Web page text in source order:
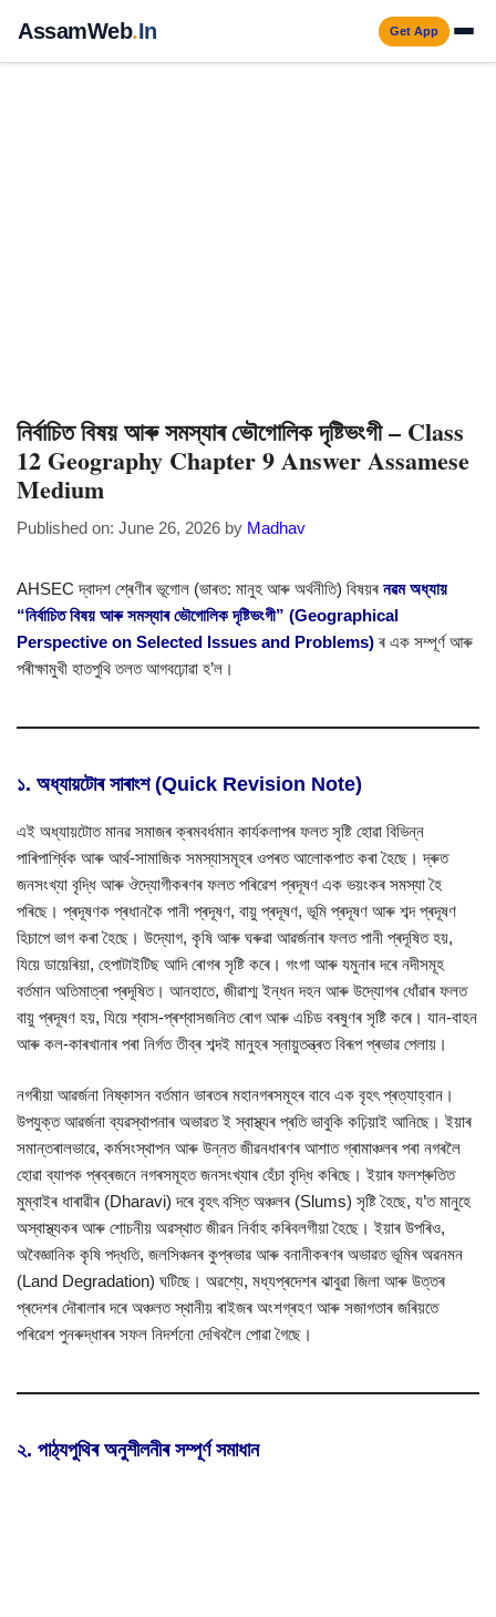
content
AssamWeb.In Get App
নিৰ্বাচিত বিষয় আৰু সমস্যাৰ ভৌগোলিক দৃষ্টিভংগী – Class
12 Geography Chapter 9 Answer Assamese
Medium
Published on: June 26, 2026 by Madhav
AHSEC দ্বাদশ শ্ৰেণীৰ ভূগোল (ভাৰত: মানুহ আৰু অৰ্থনীতি) বিষয়ৰ নৱম অধ্যায়
“নিৰ্বাচিত বিষয় আৰু সমস্যাৰ ভৌগোলিক দৃষ্টিভংগী” (Geographical
Perspective on Selected Issues and Problems)ৰ এক সম্পূৰ্ণ আৰু
পৰীক্ষামুখী হাতপুথি তলত আগবঢ়োৱা হ’ল।
১. অধ্যায়টোৰ সাৰাংশ (Quick Revision Note)
এই অধ্যায়টোত মানৱ সমাজৰ ক্ৰমবৰ্ধমান কাৰ্যকলাপৰ ফলত সৃষ্টি হোৱা বিভিন্ন
পাৰিপাৰ্শ্বিক আৰু আৰ্থ-সামাজিক সমস্যাসমূহৰ ওপৰত আলোকপাত কৰা হৈছে। দ্ৰুত
জনসংখ্যা বৃদ্ধি আৰু ঔদ্যোগীকৰণৰ ফলত পৰিৱেশ প্ৰদূষণ এক ভয়ংকৰ সমস্যা হৈ
পৰিছে। প্ৰদূষণক প্ৰধানকৈ পানী প্ৰদূষণ, বায়ু প্ৰদূষণ, ভূমি প্ৰদূষণ আৰু শব্দ প্ৰদূষণ
হিচাপে ভাগ কৰা হৈছে। উদ্যোগ, কৃষি আৰু ঘৰুৱা আৱৰ্জনাৰ ফলত পানী প্ৰদূষিত হয়,
যিয়ে ডায়েৰিয়া, হেপাটাইটিছ আদি ৰোগৰ সৃষ্টি কৰে। গংগা আৰু যমুনাৰ দৰে নদীসমূহ
বৰ্তমান অতিমাত্ৰা প্ৰদূষিত। আনহাতে, জীৱাশ্ম ইন্ধন দহন আৰু উদ্যোগৰ ধোঁৱাৰ ফলত
বায়ু প্ৰদূষণ হয়, যিয়ে শ্বাস-প্ৰশ্বাসজনিত ৰোগ আৰু এচিড বৰষুণৰ সৃষ্টি কৰে। যান-বাহন
আৰু কল-কাৰখানাৰ পৰা নিৰ্গত তীব্ৰ শব্দই মানুহৰ স্নায়ুতন্ত্ৰত বিৰূপ প্ৰভাৱ পেলায়।
নগৰীয়া আৱৰ্জনা নিষ্কাসন বৰ্তমান ভাৰতৰ মহানগৰসমূহৰ বাবে এক বৃহৎ প্ৰত্যাহ্বান।
উপযুক্ত আৱৰ্জনা ব্যৱস্থাপনাৰ অভাৱত ই স্বাস্থ্যৰ প্ৰতি ভাবুকি কঢ়িয়াই আনিছে। ইয়াৰ
সমান্তৰালভাৱে, কৰ্মসংস্থাপন আৰু উন্নত জীৱনধাৰণৰ আশাত গ্ৰামাঞ্চলৰ পৰা নগৰলৈ
হোৱা ব্যাপক প্ৰব্ৰজনে নগৰসমূহত জনসংখ্যাৰ হেঁচা বৃদ্ধি কৰিছে। ইয়াৰ ফলশ্ৰুতিত
মুম্বাইৰ ধাৰাৱীৰ (Dharavi) দৰে বৃহৎ বস্তি অঞ্চলৰ (Slums) সৃষ্টি হৈছে, য’ত মানুহে
অস্বাস্থ্যকৰ আৰু শোচনীয় অৱস্থাত জীৱন নিৰ্বাহ কৰিবলগীয়া হৈছে। ইয়াৰ উপৰিও,
অবৈজ্ঞানিক কৃষি পদ্ধতি, জলসিঞ্চনৰ কুপ্ৰভাৱ আৰু বনানীকৰণৰ অভাৱত ভূমিৰ অৱনমন
(Land Degradation) ঘটিছে। অৱশ্যে, মধ্যপ্ৰদেশৰ ঝাবুৱা জিলা আৰু উত্তৰ
প্ৰদেশৰ দৌৰালাৰ দৰে অঞ্চলত স্থানীয় ৰাইজৰ অংশগ্ৰহণ আৰু সজাগতাৰ জৰিয়তে
পৰিৱেশ পুনৰুদ্ধাৰৰ সফল নিদৰ্শনো দেখিবলৈ পোৱা গৈছে।
২. পাঠ্যপুথিৰ অনুশীলনীৰ সম্পূৰ্ণ সমাধান